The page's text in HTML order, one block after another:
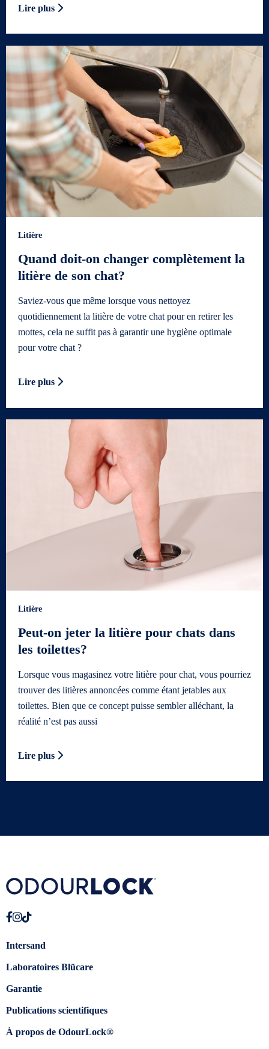
Lire plus
Litière
Quand doit-on changer complètement la
litière de son chat?
Saviez-vous que même lorsque vous nettoyez
quotidiennement la litière de votre chat pour en retirer les
mottes, cela ne suffit pas à garantir une hygiène optimale
pour votre chat ?
Lire plus
Litière
Peut-on jeter la litière pour chats dans
les toilettes?
Lorsque vous magasinez votre litière pour chat, vous pourriez
trouver des litières annoncées comme étant jetables aux
toilettes. Bien que ce concept puisse sembler alléchant, la
réalité n’est pas aussi
Lire plus
Intersand
Laboratoires Blücare
Garantie
Publications scientifiques
À propos de OdourLock®